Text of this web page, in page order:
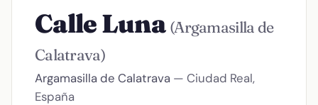
Calle Luna (Argamasilla de
Calatrava)
Argamasilla de Calatrava — Ciudad Real,
España